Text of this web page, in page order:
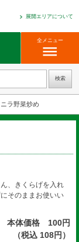
展開エリアについて
全メニュー
ニラ野菜炒め
、きくらげを入れ
そのままお使いい
本体価格 100円
（税込 108円）